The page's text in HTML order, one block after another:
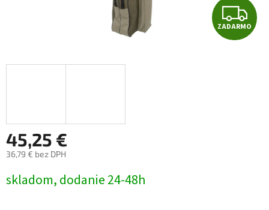
Z
A
ZADARMO
45,25 €
36,79 € bez DPH
cena:
skladom, dodanie 24-48h